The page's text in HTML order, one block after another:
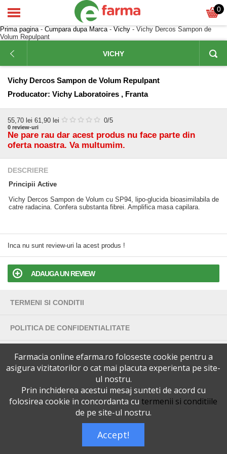
0
Prima pagina- Cumpara dupa Marca- Vichy - Vichy Dercos Sampon de
Volum Repulpant
VICHY
Vichy Dercos Sampon de Volum Repulpant
Producator: Vichy Laboratoires , Franta
55,70 lei 61,90 lei 0/5
0 review-uri
Ne pare rau dar acest produs nu face parte din
oferta noastra. Va multumim.
DESCRIERE
Principii Active
Vichy Dercos Sampon de Volum cu SP94, lipo-glucida bioasimilabila de
catre radacina. Confera substanta fibrei. Amplifica masa capilara.
Inca nu sunt review-uri la acest produs !
ADAUGA UN REVIEW
TERMENI SI CONDITII
POLITICA DE CONFIDENTIALITATE
VERSIUNEA DESKTOP
Dreptul de autor © efarma.ro - Toate Drepturile Rezervate.
Farmacia online efarma.ro foloseste cookie pentru a
asigura vizitatorilor o cat mai placuta experienta pe site-
ul nostru.
Prin inchiderea acestui mesaj sunteti de acord cu
folosirea cookie in concordanta cu termenii si conditiile
de pe site-ul nostru.
Accept!